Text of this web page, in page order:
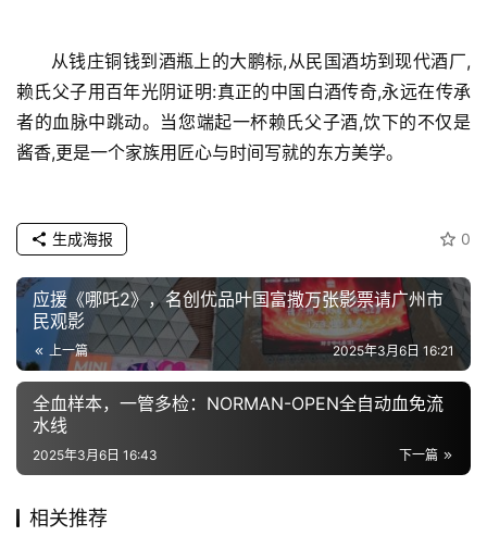
从钱庄铜钱到酒瓶上的大鹏标,从民国酒坊到现代酒厂,
赖氏父子用百年光阴证明:真正的中国白酒传奇,永远在传承
者的血脉中跳动。当您端起一杯赖氏父子酒,饮下的不仅是
酱香,更是一个家族用匠心与时间写就的东方美学。
0
生成海报
应援《哪吒2》，名创优品叶国富撒万张影票请广州市
民观影
上一篇 2025年3月6日 16:21
全血样本，一管多检：NORMAN-OPEN全自动血免流
水线
下一篇
2025年3月6日 16:43
相关推荐